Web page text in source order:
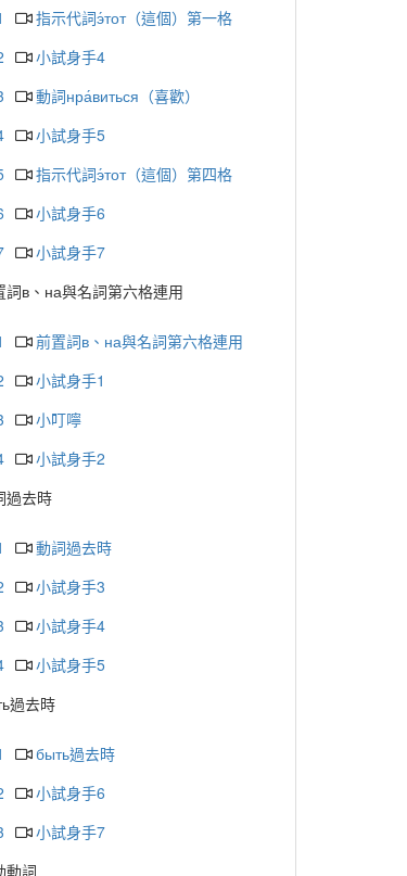
指示代詞э́тот（這個）第一格
小試身手4
動詞нра́виться（喜歡）
小試身手5
指示代詞э́тот（這個）第四格
小試身手6
小試身手7
詞в、на與名詞第六格連用
前置詞в、на與名詞第六格連用
小試身手1
小叮嚀
小試身手2
過去時
動詞過去時
小試身手3
小試身手4
小試身手5
過去時
быть過去時
小試身手6
小試身手7
動詞